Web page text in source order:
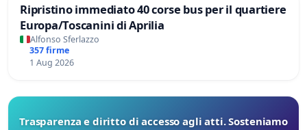
Ripristino immediato 40 corse bus per il quartiere
Europa/Toscanini di Aprilia
Alfonso Sferlazzo
357 firme
1 Aug 2026
Trasparenza e diritto di accesso agli atti. Sosteniamo